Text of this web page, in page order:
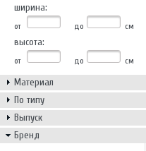
ширина:
от до см
высота:
от до см
Материал
По типу
Выпуск
Бренд